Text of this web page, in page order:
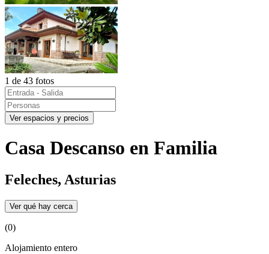
1 de 43 fotos
Ver espacios y precios
Casa Descanso en Familia
Feleches, Asturias
Ver qué hay cerca
(0)
Alojamiento entero